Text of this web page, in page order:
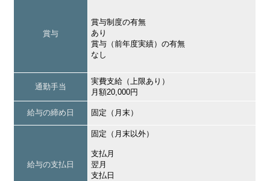
賞与
賞与制度の有無
あり
賞与（前年度実績）の有無
なし
通勤手当
実費支給（上限あり）
月額20,000円
給与の締め日 固定（月末）
給与の支払日
固定（月末以外）
支払月
翌月
支払日